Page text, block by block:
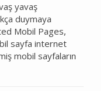
yavaş
duymaya
Mobil Pages,
sayfa internet
mobil sayfaların